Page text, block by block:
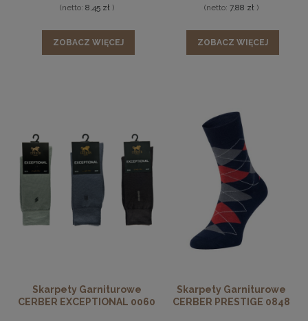
(netto: 8,45 zł)
ZOBACZ WIĘCEJ
(netto: 7,88 zł)
ZOBACZ WIĘCEJ
Skarpety Garniturowe
CERBER EXCEPTIONAL 0060
Skarpety Garniturowe
CERBER PRESTIGE 0848